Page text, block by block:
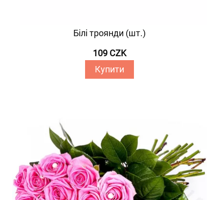
Білі троянди (шт.)
109 CZK
Купити